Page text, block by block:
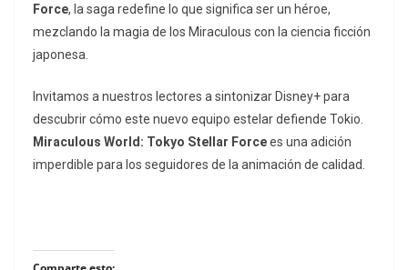
Force, la saga redefine lo que significa ser un héroe,
mezclando la magia de los Miraculous con la ciencia ficción
japonesa.
Invitamos a nuestros lectores a sintonizar Disney+ para
descubrir cómo este nuevo equipo estelar defiende Tokio.
Miraculous World: Tokyo Stellar Forcees una adición
imperdible para los seguidores de la animación de calidad.